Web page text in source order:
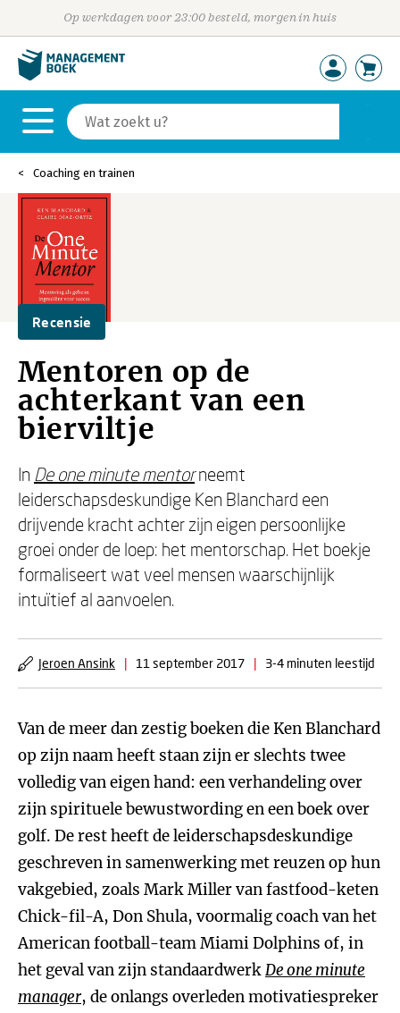
Op werkdagen voor 23:00 besteld, morgen in huis
Coaching en trainen
Recensie
Mentoren op de
achterkant van een
bierviltje
In De one minute mentorneemt
leiderschapsdeskundige Ken Blanchard een
drijvende kracht achter zijn eigen persoonlijke
groei onder de loep: het mentorschap. Het boekje
formaliseert wat veel mensen waarschijnlijk
intuïtief al aanvoelen.
Jeroen Ansink | 11 september 2017 | 3-4 minuten leestijd
Van de meer dan zestig boeken die Ken Blanchard
op zijn naam heeft staan zijn er slechts twee
volledig van eigen hand: een verhandeling over
zijn spirituele bewustwording en een boek over
golf. De rest heeft de leiderschapsdeskundige
geschreven in samenwerking met reuzen op hun
vakgebied, zoals Mark Miller van fastfood-keten
Chick-fil-A, Don Shula, voormalig coach van het
American football-team Miami Dolphins of, in
het geval van zijn standaardwerkDe one minute
manager, de onlangs overleden motivatiespreker